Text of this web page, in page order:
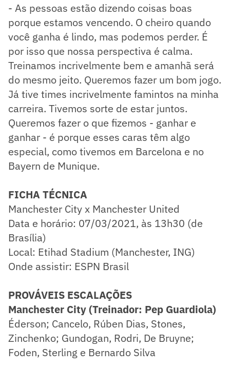
- As pessoas estão dizendo coisas boas
porque estamos vencendo. O cheiro quando
você ganha é lindo, mas podemos perder. É
por isso que nossa perspectiva é calma.
Treinamos incrivelmente bem e amanhã será
do mesmo jeito. Queremos fazer um bom jogo.
Já tive times incrivelmente famintos na minha
carreira. Tivemos sorte de estar juntos.
Queremos fazer o que fizemos - ganhar e
ganhar - é porque esses caras têm algo
especial, como tivemos em Barcelona e no
Bayern de Munique.
FICHA TÉCNICA
Manchester City x Manchester United
Data e horário: 07/03/2021, às 13h30 (de
Brasília)
Local: Etihad Stadium (Manchester, ING)
Onde assistir: ESPN Brasil
PROVÁVEIS ESCALAÇÕES
Manchester City (Treinador: Pep Guardiola)
Éderson; Cancelo, Rúben Dias, Stones,
Zinchenko; Gundogan, Rodri, De Bruyne;
Foden, Sterling e Bernardo Silva